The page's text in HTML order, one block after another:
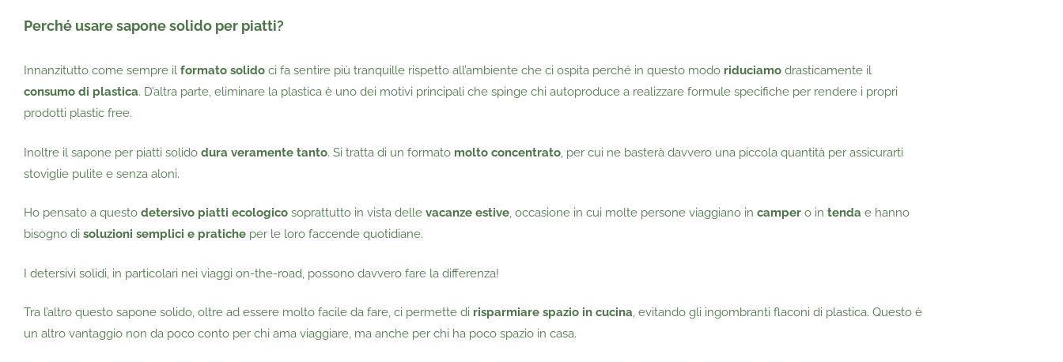
Perché usare sapone solido per piatti?
Innanzitutto come sempre il formato solido ci fa sentire più tranquille rispetto all’ambiente che ci ospita perché in questo modo riduciamo drasticamente il
consumo di plastica. D’altra parte, eliminare la plastica è uno dei motivi principali che spinge chi autoproduce a realizzare formule specifiche per rendere i propri
prodotti plastic free.
Inoltre il sapone per piatti solido dura veramente tanto. Si tratta di un formato molto concentrato, per cui ne basterà davvero una piccola quantità per assicurarti
stoviglie pulite e senza aloni.
Ho pensato a questo detersivo piatti ecologico soprattutto in vista delle vacanze estive, occasione in cui molte persone viaggiano in camper o in tenda e hanno
bisogno di soluzioni semplici e pratiche per le loro faccende quotidiane.
I detersivi solidi, in particolari nei viaggi on-the-road, possono davvero fare la differenza!
Tra l’altro questo sapone solido, oltre ad essere molto facile da fare, ci permette di risparmiare spazio in cucina, evitando gli ingombranti flaconi di plastica. Questo è
un altro vantaggio non da poco conto per chi ama viaggiare, ma anche per chi ha poco spazio in casa.